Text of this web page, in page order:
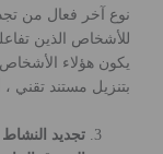
نوع آخر فعال من
للأشخاص الذين
يكون هؤلاء الأشخاص
بتنزيل مستند تقني
تجديد